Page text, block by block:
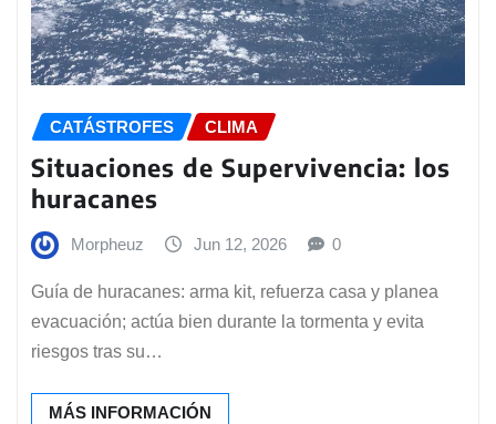
CATÁSTROFES CLIMA
Situaciones de Supervivencia: los
huracanes
Morpheuz Jun 12, 2026 0
Guía de huracanes: arma kit, refuerza casa y planea
evacuación; actúa bien durante la tormenta y evita
riesgos tras su…
MÁS INFORMACIÓN